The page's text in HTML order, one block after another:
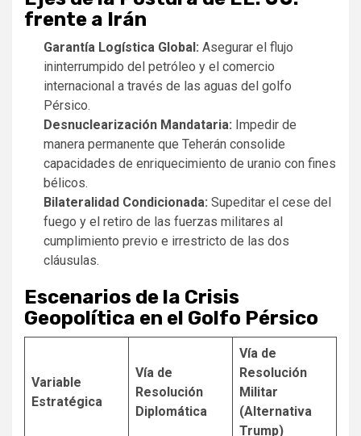
frente a Irán
Garantía Logística Global: Asegurar el flujo
ininterrumpido del petróleo y el comercio
internacional a través de las aguas del golfo
Pérsico.
Desnuclearización Mandataria: Impedir de
manera permanente que Teherán consolide
capacidades de enriquecimiento de uranio con fines
bélicos.
Bilateralidad Condicionada: Supeditar el cese del
fuego y el retiro de las fuerzas militares al
cumplimiento previo e irrestricto de las dos
cláusulas.
Escenarios de la Crisis
Geopolítica en el Golfo Pérsico
Variable
Estratégica
Vía de
Resolución
Diplomática
Vía de
Resolución
Militar
(Alternativa
Trump)